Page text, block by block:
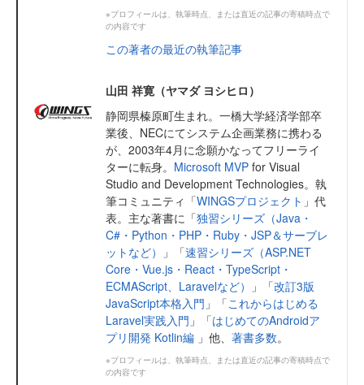
※プロフィールは、執筆時点、または直近の記事の寄稿時点で
の内容です
この著者の最近の執筆記事
山田 祥寛（ヤマダ ヨシヒロ）
静岡県榛原町生まれ。一橋大学経済学部卒
業後、NECにてシステム企画業務に携わる
が、2003年4月に念願かなってフリーライ
ターに転身。 Microsoft MVP for Visual
Studio and Development Technologies。執
筆コミュニティ「WINGSプロジェクト 」代
表。主な著書に「独習シリーズ（Java・
C#・Python・PHP・Ruby・JSP＆サーブレ
ットなど）
」「速習シリーズ（ASP.NET
Core・Vue.js・React・TypeScript・
ECMAScript、Laravelなど）
」「改訂3版
JavaScript本格入門 」「これからはじめる
Laravel実践入門 」「はじめてのAndroidア
プリ開発 Kotlin編 」他、 著書多数。
※プロフィールは、執筆時点、または直近の記事の寄稿時点で
の内容です